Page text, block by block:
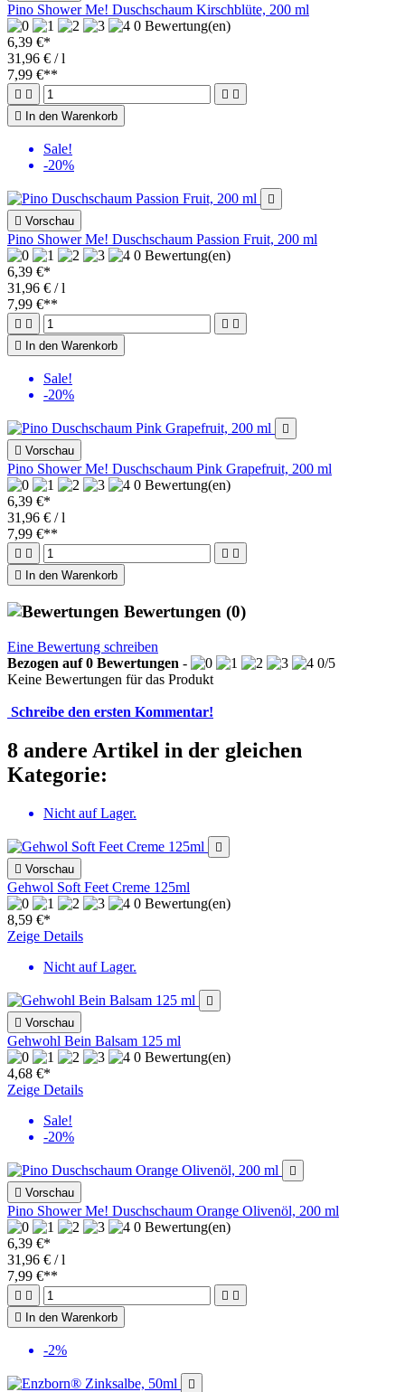
Pino Shower Me! Duschschaum Kirschblüte, 200 ml
0 Bewertung(en)
6,39 €*
31,96 € / l
7,99 €**
   
 In den Warenkorb
Sale!
-20%

 Vorschau
Pino Shower Me! Duschschaum Passion Fruit, 200 ml
0 Bewertung(en)
6,39 €*
31,96 € / l
7,99 €**
   
 In den Warenkorb
Sale!
-20%

 Vorschau
Pino Shower Me! Duschschaum Pink Grapefruit, 200 ml
0 Bewertung(en)
6,39 €*
31,96 € / l
7,99 €**
   
 In den Warenkorb
Bewertungen (0)
Eine Bewertung schreiben
Bezogen auf0 Bewertungen - 0/5
Keine Bewertungen für das Produkt
Schreibe den ersten Kommentar!
8 andere Artikel in der gleichen
Kategorie:
Nicht auf Lager.

 Vorschau
Gehwol Soft Feet Creme 125ml
0 Bewertung(en)
8,59 €*
Zeige Details
Nicht auf Lager.

 Vorschau
Gehwohl Bein Balsam 125 ml
0 Bewertung(en)
4,68 €*
Zeige Details
Sale!
-20%

 Vorschau
Pino Shower Me! Duschschaum Orange Olivenöl, 200 ml
0 Bewertung(en)
6,39 €*
31,96 € / l
7,99 €**
   

In den Warenkorb
-2%
